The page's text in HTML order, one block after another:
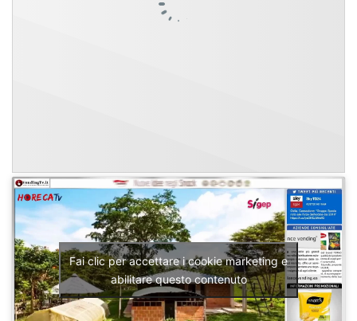
Fai clic per accettare i cookie marketing e
abilitare questo contenuto